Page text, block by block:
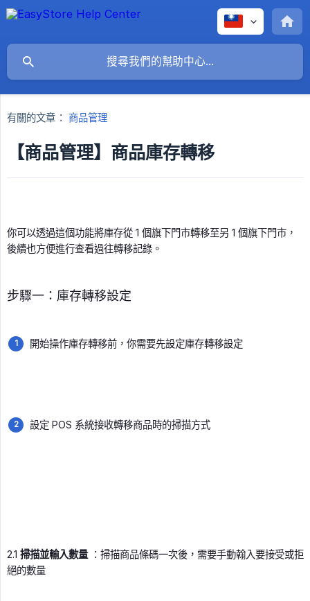
有關的文章： 商品管理
【商品管理】商品庫存轉移
你可以透過這個功能將庫存從 1 個旗下門市轉移至另 1 個旗下門市，
後續也方便進行查看過往轉移記錄。
步驟一：庫存轉移設定
開始操作庫存轉移前，你需要先設定庫存轉移設定
設定 POS 系統接收轉移商品時的掃描方式
2.1 掃描並輸入數量：掃描商品條碼一次後，需要手動翰入要接受或拒
絕的數量